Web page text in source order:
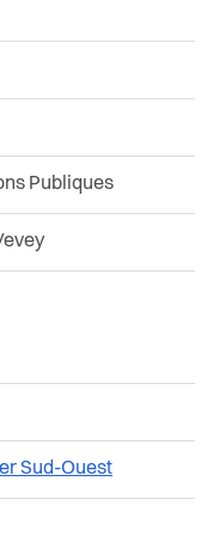
délégations
Publiques
Sud-Ouest